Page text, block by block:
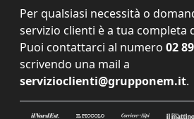
Per qualsiasi necessità o
servizio clienti è a tua completa
Puoi contattarci al numero 02
scrivendo una mail a
servizioclienti@grupponem.it.